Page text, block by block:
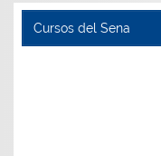
Cursos del Sena